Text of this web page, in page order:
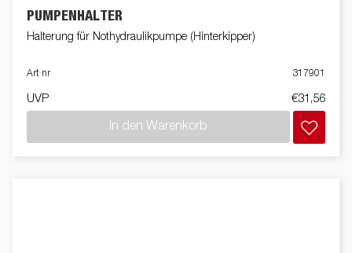
PUMPENHALTER
Halterung für Nothydraulikpumpe (Hinterkipper)
Art nr 317901
UVP €31,56
In den Warenkorb